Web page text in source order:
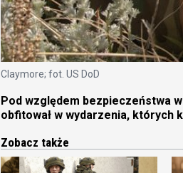
Claymore; fot. US DoD
Pod względem bezpieczeństwa
obfitował w wydarzenia, których
Zobacz także